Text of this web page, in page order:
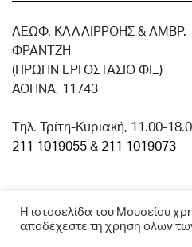
ΛΕΩΦ. ΚΑΛΛΙΡΡΟΗΣ & ΑΜΒΡ.
ΦΡΑΝΤΖΗ
(ΠΡΩΗΝ ΕΡΓΟΣΤΑΣΙΟ ΦΙΞ)
ΑΘΗΝΑ, 11743
Tηλ. Τρίτη-Κυριακή, 11.00-
211 1019055& 211 1019073
Η ιστοσελίδα του Μουσείου
αποδέχεστε τη χρήση όλων